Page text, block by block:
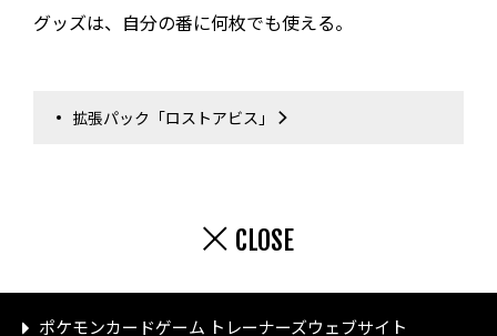
グッズは、自分の番に何枚でも使える。
拡張パック「ロストアビス」
CLOSE
ポケモンカードゲーム トレーナーズウェブサイト